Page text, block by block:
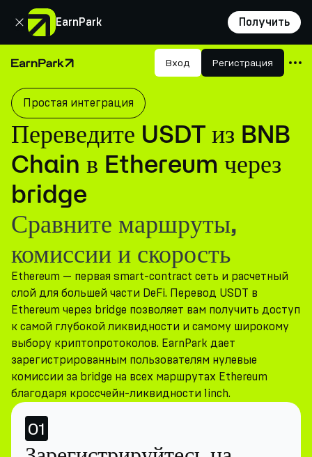
EarnPark Получить
Закрыть
Главная страница Вход Регистрация
Продукты
Рынки
Калькуляторы
Токен PARK
Ресурсы
Компания
Простая интеграция
Переведите USDT из BNB
Chain в Ethereum через
bridge
Сравните маршруты,
комиссии и скорость
Ethereum — первая smart-contract сеть и расчетный
слой для большей части DeFi. Перевод USDT в
Ethereum через bridge позволяет вам получить доступ
к самой глубокой ликвидности и самому широкому
выбору криптопротоколов. EarnPark дает
зарегистрированным пользователям нулевые
комиссии за bridge на всех маршрутах Ethereum
благодаря кроссчейн-ликвидности 1inch.
01